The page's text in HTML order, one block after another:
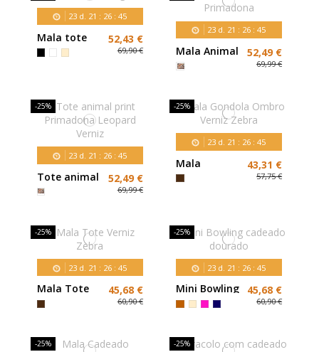
23d. 21 : 26: 43
Mala tote
bege
52,43 €
69,90 €
23 d. 21 : 26 :43
Mala Animal
Print Tote
Primadona
52,49 €
69,99 €
-25%
23d. 21 : 26: 43
Tote animal
print
Primadona
52,49 €
69,99 €
-25%
23 d. 21 : 26 :43
Mala
Gondola
Ombro
43,31 €
57,75 €
-25%
23d. 21 : 26: 43
Mala Tote
Verniz Zebra
45,68 €
60,90 €
-25%
23 d. 21 : 26 :43
Mini Bowling
cadeado
dourado
45,68 €
60,90 €
-25% -25%